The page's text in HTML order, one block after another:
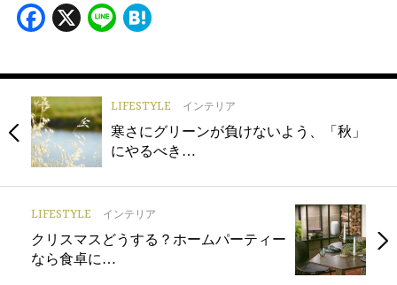
Facebook
X Line
LIFESTYLE インテリア
寒さにグリーンが負けないよう、「秋」
にやるべき…
LIFESTYLE インテリア
クリスマスどうする？ホームパーティー
なら食卓に…